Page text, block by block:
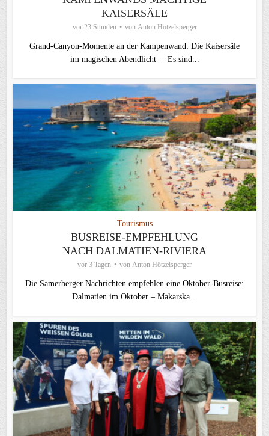
KAISERSÄLE
vor 23 Stunden von Anton Hötzelsperger
Grand-Canyon-Momente an der Kampenwand: Die Kaisersäle
im magischen Abendlicht – Es sind...
Tourismus
BUSREISE-EMPFEHLUNG
NACH DALMATIEN-RIVIERA
vor 3 Tagen von Anton Hötzelsperger
Die Samerberger Nachrichten empfehlen eine Oktober-Busreise:
Dalmatien im Oktober – Makarska...